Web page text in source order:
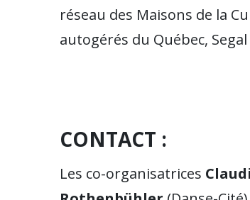
réseau des Maisons de la
autogérés du Québec,
CONTACT :
Les co-organisatrices